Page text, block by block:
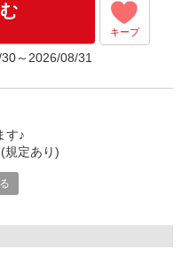
+゜
キープ
～2026/08/31
す♪
規定あり)